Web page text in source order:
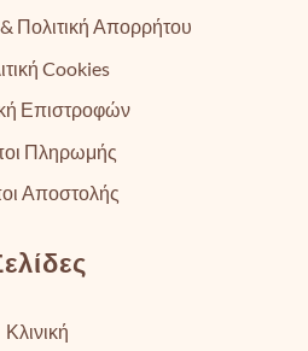
Πολιτική Απορρήτου
Cookies
Επιστροφών
Πληρωμής
Αποστολής
Κλινική